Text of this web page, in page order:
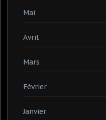
Mai
Avril
Mars
Février
Janvier